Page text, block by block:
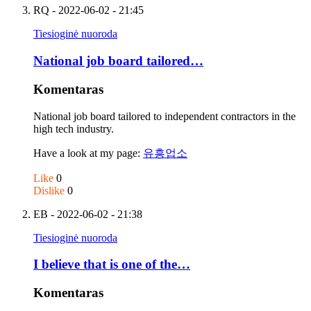
RQ - 2022-06-02 - 21:45
Tiesioginė nuoroda
National job board tailored…
Komentaras
National job board tailored to independent contractors in the
high tech industry.
Have a look at my page: 유흥업소
Like 0
Dislike 0
EB - 2022-06-02 - 21:38
Tiesioginė nuoroda
I believe that is one of the…
Komentaras